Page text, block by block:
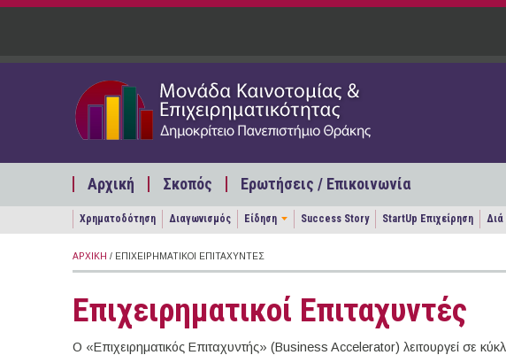
Παράκαμψη προς το κυρίως περιεχόμενο
Αρχική Σκοπός Ερωτήσεις / Επικοινωνία
Χρηματοδότηση Διαγωνισμός Είδηση Success Story StartUp Επιχείρηση Διά
ΑΡΧΙΚΉ / ΕΠΙΧΕΙΡΗΜΑΤΙΚΟΊ ΕΠΙΤΑΧΥΝΤΈΣ
Επιχειρηματικοί Επιταχυντές
Ο «Επιχειρηματικός Επιταχυντής» (Business Accelerator) λειτουργεί σε